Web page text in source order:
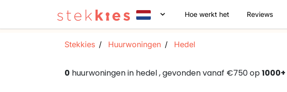
Hoe werkt het Reviews
Stekkies Huurwoningen Hedel
0 huurwoningen in hedel , gevonden vanaf €750 op1000+